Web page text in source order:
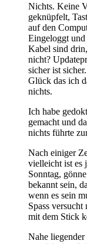
Nichts. Keine
geknüpfelt,
auf den
Eingeloggt
Kabel sind
nicht?
sicher ist
Glück das ich
nichts.
Ich habe
gemacht und
nichts führte
Nach einiger
vielleicht ist es
Sonntag,
bekannt sein,
wenn es sein
Spass
mit dem Stick
Nahe